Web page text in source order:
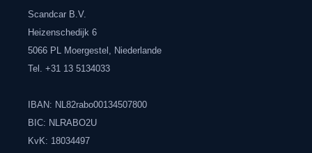
Scandcar B.V.
Heizenschedijk 6
5066 PL Moergestel, Niederlande
Tel. +31 13 5134033
IBAN: NL82rabo00134507800
BIC: NLRABO2U
KvK: 18034497